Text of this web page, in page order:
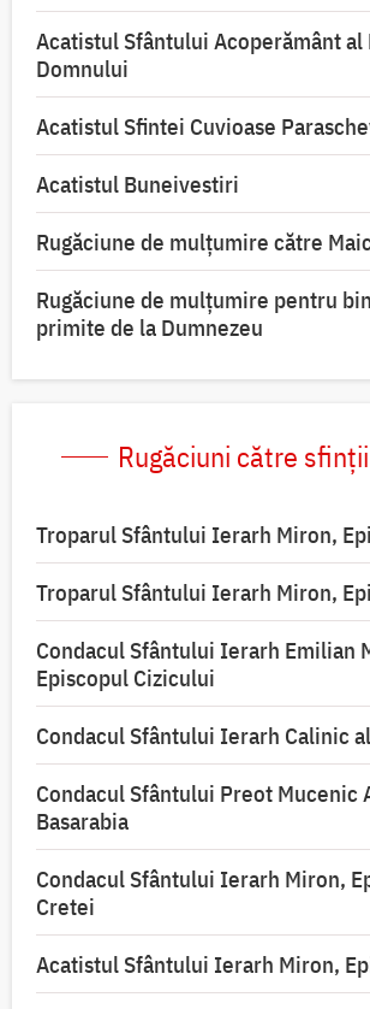
Acatistul Sfântului Acoperământ al
Domnului
Acatistul Sfintei Cuvioase
Acatistul Buneivestiri
Rugăciune de mulţumire către
Rugăciune de mulțumire pentru
primite de la Dumnezeu
Rugăciuni către
Troparul Sfântului Ierarh Miron,
Troparul Sfântului Ierarh Miron,
Condacul Sfântului Ierarh Emilian
Episcopul Cizicului
Condacul Sfântului Ierarh Calinic
Condacul Sfântului Preot Mucenic
Basarabia
Condacul Sfântului Ierarh Miron,
Cretei
Acatistul Sfântului Ierarh Miron,